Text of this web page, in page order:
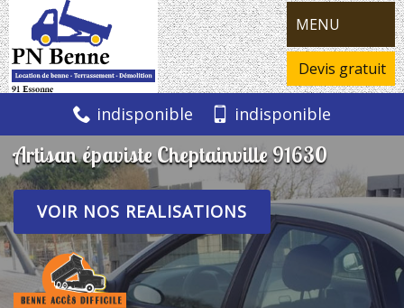
MENU
Devis gratuit
indisponible indisponible
Artisan épaviste Cheptainville 91630
VOIR NOS REALISATIONS